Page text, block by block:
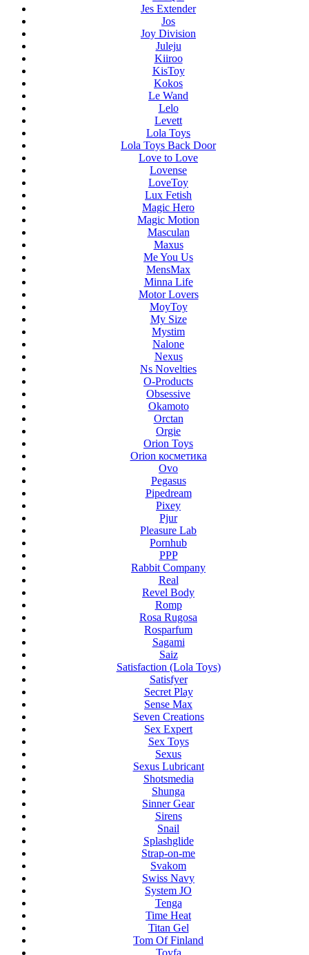
Jes Extender
Jos
Joy Division
Juleju
Kiiroo
KisToy
Kokos
Le Wand
Lelo
Levett
Lola Toys
Lola Toys Back Door
Love to Love
Lovense
LoveToy
Lux Fetish
Magic Hero
Magic Motion
Masculan
Maxus
Me You Us
MensMax
Minna Life
Motor Lovers
MoyToy
My Size
Mystim
Nalone
Nexus
Ns Novelties
O-Products
Obsessive
Okamoto
Orctan
Orgie
Orion Toys
Orion косметика
Ovo
Pegasus
Pipedream
Pixey
Pjur
Pleasure Lab
Pornhub
PPP
Rabbit Company
Real
Revel Body
Romp
Rosa Rugosa
Rosparfum
Sagami
Saiz
Satisfaction (Lola Toys)
Satisfyer
Secret Play
Sense Max
Seven Creations
Sex Expert
Sex Toys
Sexus
Sexus Lubricant
Shotsmedia
Shunga
Sinner Gear
Sirens
Snail
Splashglide
Strap-on-me
Svakom
Swiss Navy
System JO
Tenga
Time Heat
Titan Gel
Tom Of Finland
Toyfa